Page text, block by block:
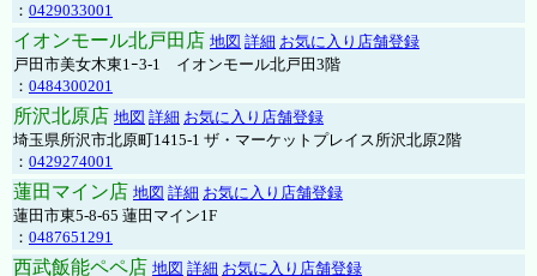
： 0429033001
イオンモール北戸田店 地図 詳細 お気に入り店舗登録
戸田市美女木東1ｰ3‐1 イオンモール北戸田3階
： 0484300201
所沢北原店 地図 詳細 お気に入り店舗登録
埼玉県所沢市北原町1415-1 ザ・マーケットプレイス所沢北原2階
： 0429274001
蓮田マイン店 地図 詳細 お気に入り店舗登録
蓮田市東5-8-65 蓮田マイン1F
： 0487651291
西武飯能ペペ店 地図 詳細 お気に入り店舗登録